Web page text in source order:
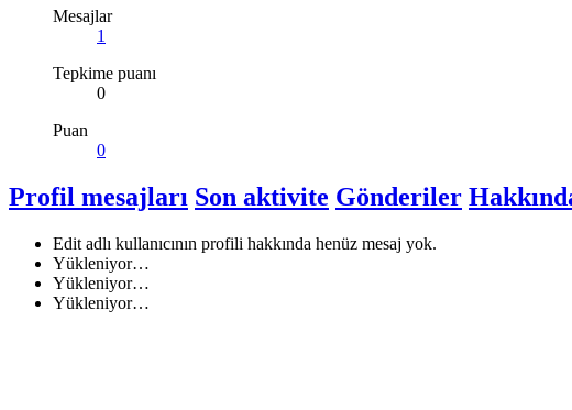
Mesajlar
1
Tepkime puanı
0
Puan
0
Profil mesajları Son aktivite Gönderiler
Edit adlı kullanıcının profili hakkında henüz mesaj yok.
Yükleniyor…
Yükleniyor…
Yükleniyor…